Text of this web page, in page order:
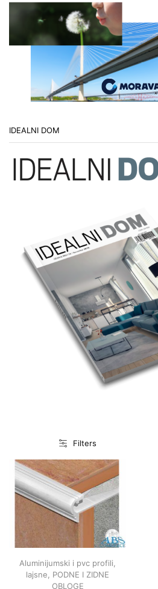
Filters
Aluminijumski i pvc profili,
lajsne
PODNE I ZIDNE
OBLOGE
IDEALNI DOM